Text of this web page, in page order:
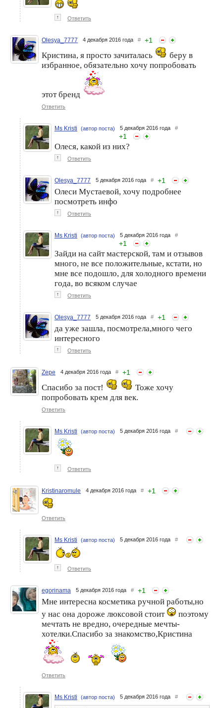
↑ Ответить
Olesya_7777 4 декабря 2016 года # +1
Кристина, я просто зачиталась
беру в
избранное, обязательно хочу попробовать
этот бренд
Ответить
Ms Kristi (автор поста) 5 декабря 2016 года #
+1
Олеся, какой из них?
↑ Ответить
Olesya_7777 5 декабря 2016 года # +1
Олеси Мустаевой, хочу подробнее
посмотреть инфо
↑ Ответить
Ms Kristi (автор поста) 5 декабря 2016 года #
+1
Зайди на сайт мастерской, там и отзывов
много, не все положительные, кстати, но
мне все подошло, для холодного времени
года, во всяком случае
↑ Ответить
Olesya_7777 5 декабря 2016 года # +1
да уже зашла, посмотрела,много чего
интересного
↑ Ответить
Zepe 4 декабря 2016 года # +1
Спасибо за пост!
Тоже хочу
попробовать крем для век.
Ответить
Ms Kristi (автор поста) 5 декабря 2016 года #
↑ Ответить
Kristinaromule 4 декабря 2016 года # +1
Ответить
Ms Kristi (автор поста) 5 декабря 2016 года #
↑ Ответить
egorinama 5 декабря 2016 года # +1
Мне интересна косметика ручной работы,но
у нас она дороже люксовой стоит
поэтому
мечтать не вредно, очередные мечты-
хотелки.Спасибо за знакомство,Кристина
Ответить
Ms Kristi (автор поста) 5 декабря 2016 года #